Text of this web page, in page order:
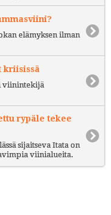
elämyksen ilman
kriisissä
viinintekijä
rypäle tekee
sijaitseva Itata on
viinialueita.